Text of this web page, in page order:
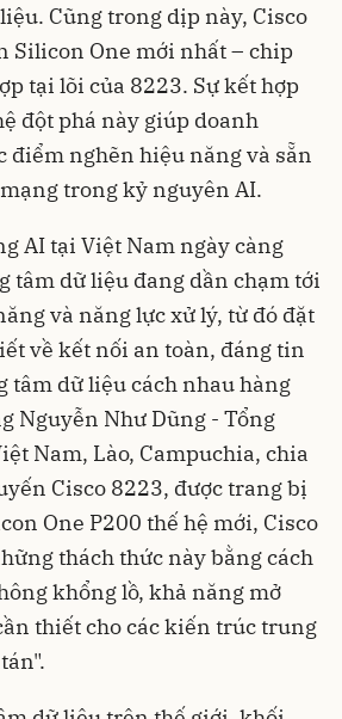
Cũng trong dịp này, Cisco
Silicon One mới nhất – chip
tại lõi của 8223. Sự kết hợp
đột phá này giúp doanh
điểm nghẽn hiệu năng và sẵn
trong kỷ nguyên AI.
AI tại Việt Nam ngày càng
tâm dữ liệu đang dần chạm tới
và năng lực xử lý, từ đó đặt
về kết nối an toàn, đáng tin
tâm dữ liệu cách nhau hàng
Nguyễn Như Dũng - Tổng
Nam, Lào, Campuchia, chia
Cisco 8223, được trang bị
One P200 thế hệ mới, Cisco
thách thức này bằng cách
khổng lồ, khả năng mở
thiết cho các kiến trúc trung